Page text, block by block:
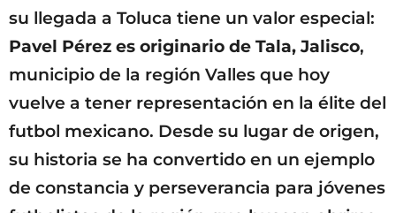
su llegada a Toluca tiene un valor especial:
Pavel Pérez es originario de Tala, Jalisco,
municipio de la región Valles que hoy
vuelve a tener representación en la élite del
futbol mexicano. Desde su lugar de origen,
su historia se ha convertido en un ejemplo
de constancia y perseverancia para jóvenes